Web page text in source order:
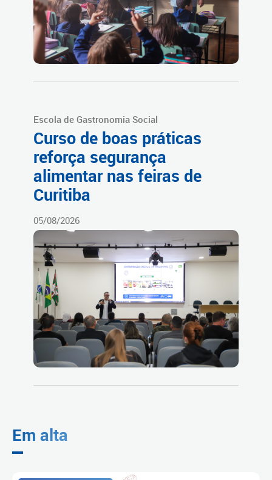
Escola de Gastronomia Social
Curso de boas práticas
reforça segurança
alimentar nas feiras de
Curitiba
05/08/2026
Em alta